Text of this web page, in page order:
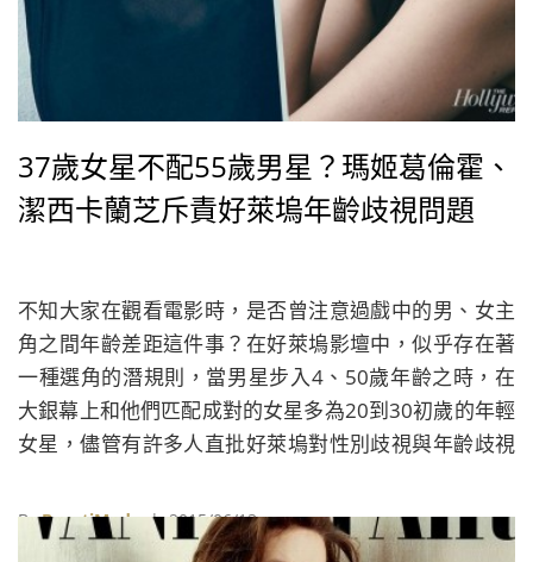
37歲女星不配55歲男星？瑪姬葛倫霍、
潔西卡蘭芝斥責好萊塢年齡歧視問題
不知大家在觀看電影時，是否曾注意過戲中的男、女主
角之間年齡差距這件事？在好萊塢影壇中，似乎存在著
一種選角的潛規則，當男星步入4、50歲年齡之時，在
大銀幕上和他們匹配成對的女星多為20到30初歲的年輕
女星，儘管有許多人直批好萊塢對性別歧視與年齡歧視
實在很難於一夕之間徹底改變，像是日前曾獲奧斯卡提
名的知性女星瑪姬葛倫霍Maggie Gyllenhaal接受The
ByBeautiMode| 2015/06/13